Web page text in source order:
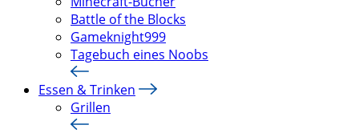
Battle of the Blocks
Gameknight999
Tagebuch eines Noobs
Essen & Trinken
Grillen